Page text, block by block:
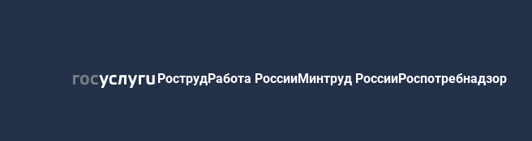
РострудРабота РоссииМинтруд РоссииРоспотребнадзор